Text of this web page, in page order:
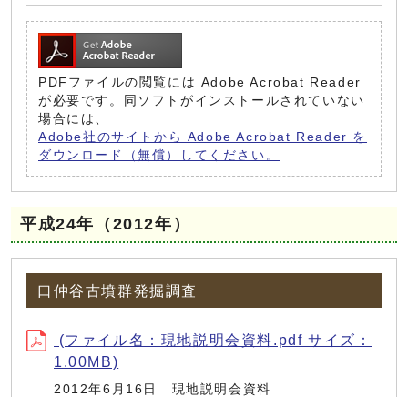
PDFファイルの閲覧には Adobe Acrobat Reader
が必要です。同ソフトがインストールされていない
場合には、
Adobe社のサイトから Adobe Acrobat Reader を
ダウンロード（無償）してください。
平成24年（2012年）
口仲谷古墳群発掘調査
(ファイル名：現地説明会資料.pdf サイズ：
1.00MB)
2012年6月16日 現地説明会資料